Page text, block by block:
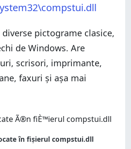
pictograme clasice,
de Windows. Are
scrisori, imprimante,
faxuri și așa mai